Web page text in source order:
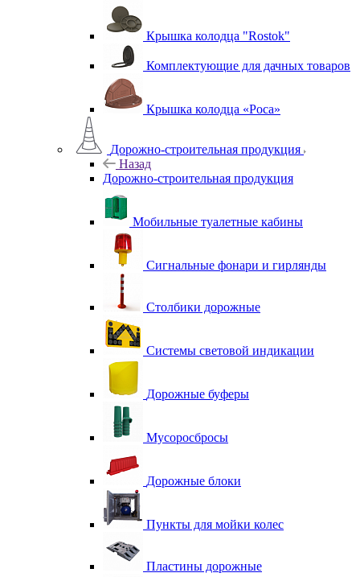
Крышка колодца "Rostok"
Комплектующие для дачных товаров
Крышка колодца «Роса»
Дорожно-строительная продукция
Назад
Дорожно-строительная продукция
Мобильные туалетные кабины
Сигнальные фонари и гирлянды
Столбики дорожные
Системы световой индикации
Дорожные буферы
Мусоросбросы
Дорожные блоки
Пункты для мойки колес
Пластины дорожные